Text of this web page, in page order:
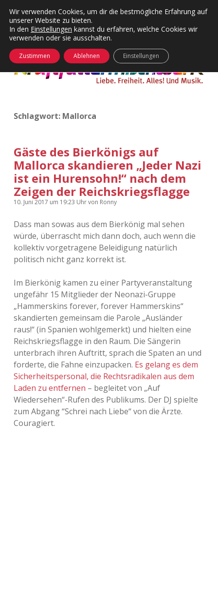
Kategorien
Menü
24 Hours Chilling
Die Wende
KFMW-Disco
Kopfkinomusik
Nur mal so
Visuelles
Wandnotizen
KFMW-Disco
Dates
Contact
Menü
öffnen
Adventskalender 2010
Adventskalender 2011
Adventskalender 2013
Adventskalender 2014
Adventskalender 2015
Adventskalender 2016
Adventskalender 2017
Adventskalender 2018
Adventskalender 2019
Adventskalender 2020
facebookinstagram
rss soundcloud
vimeoBluesky
öffnen
Schlagwort: Mallorca
Gäste des Bierkönigs auf
Mallorca skandieren „Jeder Nazi
ist ein Hurensohn!“ nach dem
Zeigen der Reichskriegsflagge
10. Juni 2017 um 19:23 Uhrvon Ronny
Dass man sowas aus dem Bierkönig mal sehen
würde, überrascht mich dann doch, auch wenn die
kollektiv vorgetragene Beleidigung natürlich
politisch nicht ganz korrekt ist.
Im Bierkönig kamen zu einer Partyveranstaltung
ungefähr 15 Mitglieder der Neonazi-Gruppe
„Hammerskins forever, forever Hammerskins“
skandierten gemeinsam die Parole „Ausländer
raus!“ (in Spanien wohlgemerkt) und hielten eine
Reichskriegsflagge in den Raum. Die Sängerin
unterbrach ihren Auftritt, sprach die Spaten an und
forderte, die Fahne einzupacken. Es gelang es dem
Sicherheitspersonal, die Rechtsradikalen aus dem
Laden zu entfernen – begleitet von „Auf
Wiedersehen“-Rufen des Publikums. Der DJ spielte
zum Abgang “Schrei nach Liebe“ von die Ärzte.
Couragiert.
Wir verwenden Cookies, um dir die bestmögliche Erfahrung auf
unserer Website zu bieten.
In den Einstellungen kannst du erfahren, welche Cookies wir
verwenden oder sie ausschalten.
Zustimmen Ablehnen Einstellungen